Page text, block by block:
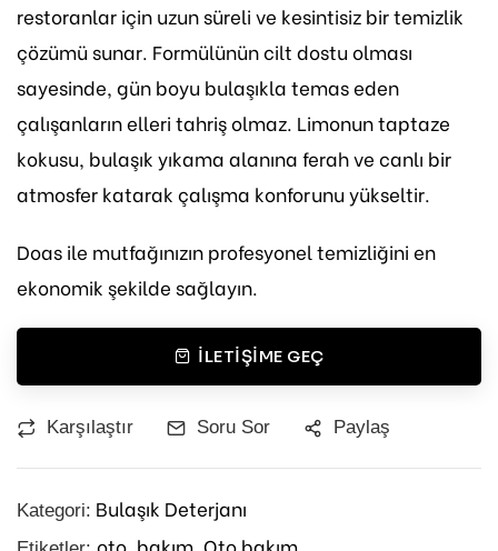
restoranlar için uzun süreli ve kesintisiz bir temizlik
çözümü sunar. Formülünün cilt dostu olması
sayesinde, gün boyu bulaşıkla temas eden
çalışanların elleri tahriş olmaz. Limonun taptaze
kokusu, bulaşık yıkama alanına ferah ve canlı bir
atmosfer katarak çalışma konforunu yükseltir.
Doas ile mutfağınızın profesyonel temizliğini en
ekonomik şekilde sağlayın.
İLETIŞIME GEÇ
Karşılaştır Soru Sor Paylaş
Kategori: Bulaşık Deterjanı